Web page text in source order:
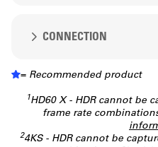
Switch,
Switch 2, PlayStation
HDR
30
HDR
CONNECTION
3.5mm
= Recommended product
1HD60 X - HDR cannot be
frame rate
24KS - HDR cannot be
IL Y A